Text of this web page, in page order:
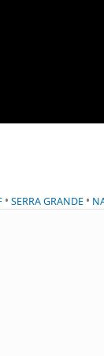
•SERRA GRANDE •